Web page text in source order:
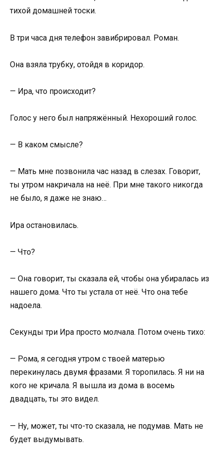
тихой домашней тоски.
В три часа дня телефон завибрировал. Роман.
Она взяла трубку, отойдя в коридор.
— Ира, что происходит?
Голос у него был напряжённый. Нехороший голос.
— В каком смысле?
— Мать мне позвонила час назад в слезах. Говорит,
ты утром накричала на неё. При мне такого никогда
не было, я даже не знаю…
Ира остановилась.
— Что?
— Она говорит, ты сказала ей, чтобы она убиралась из
нашего дома. Что ты устала от неё. Что она тебе
надоела.
Секунды три Ира просто молчала. Потом очень тихо:
— Рома, я сегодня утром с твоей матерью
перекинулась двумя фразами. Я торопилась. Я ни на
кого не кричала. Я вышла из дома в восемь
двадцать, ты это видел.
— Ну, может, ты что-то сказала, не подумав. Мать не
будет выдумывать.